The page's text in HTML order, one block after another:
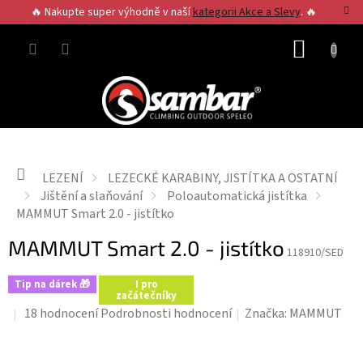
na
obsah
🔥 Nakupte super výhodně v našíkategorii Akce a Slevy. 🔥
Domů
LEZENÍ
LEZECKÉ KARABINY, JISTÍTKA A OSTATNÍ
Jištění a slaňování
Poloautomatická jistítka
MAMMUT Smart 2.0 - jistítko
MAMMUT Smart 2.0 - jistítko 118910/SED
Tip na dárek 🎁 I pro
začátečníky
Průměrné
18 hodnocení Podrobnosti hodnocení Značka: MAMMUT